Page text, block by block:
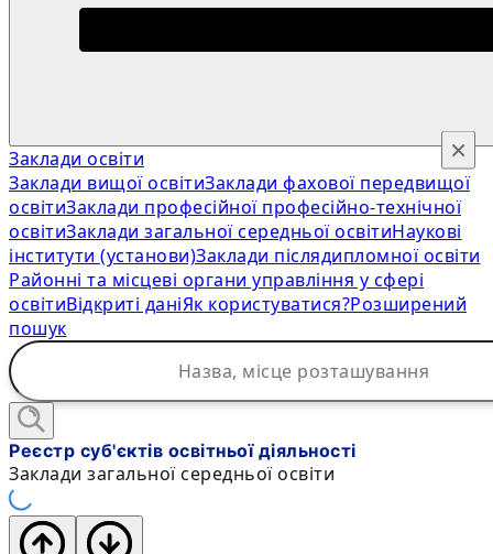
Заклади освіти
Заклади вищої освітиЗаклади фахової передвищої
освітиЗаклади професійної професійно-технічної
освітиЗаклади загальної середньої освітиНаукові
інститути (установи)Заклади післядипломної освіти
Районні та місцеві органи управління у сфері
освітиВідкриті даніЯк користуватися?Розширений
пошук
×
Реєстр суб'єктів освітньої діяльності
Заклади загальної середньої освіти